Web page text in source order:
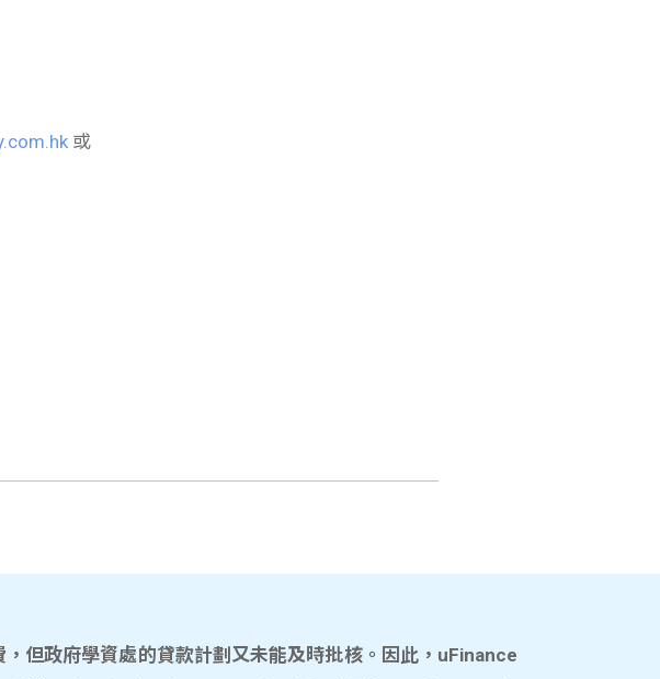
或
但政府學資處的貸款計劃又未能及時批核。因此，uFinance